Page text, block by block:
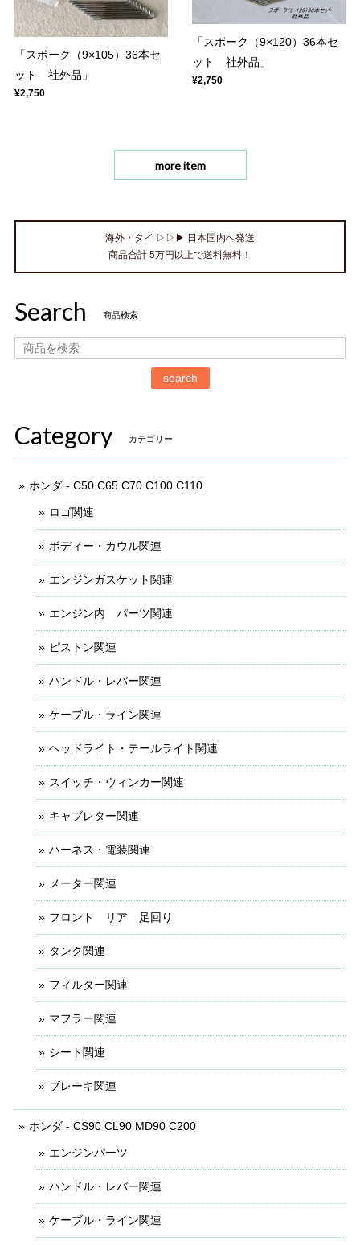
「スポーク（9×105）36本セ
ット 社外品」
¥2,750
「スポーク（9×120）36本セ
ット 社外品」
¥2,750
more item
海外・タイ ▷▷▶ 日本国内へ発送
商品合計 5万円以上で送料無料！
Search 商品検索
search
Category カテゴリー
ホンダ - C50 C65 C70 C100 C110
ロゴ関連
ボディー・カウル関連
エンジンガスケット関連
エンジン内 パーツ関連
ピストン関連
ハンドル・レバー関連
ケーブル・ライン関連
ヘッドライト・テールライト関連
スイッチ・ウィンカー関連
キャブレター関連
ハーネス・電装関連
メーター関連
フロント リア 足回り
タンク関連
フィルター関連
マフラー関連
シート関連
ブレーキ関連
ホンダ - CS90 CL90 MD90 C200
エンジンパーツ
ハンドル・レバー関連
ケーブル・ライン関連